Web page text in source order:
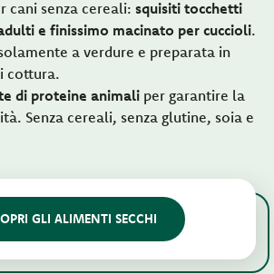
cani senza cereali: squisiti tocchetti
e finissimo macinato per cuccioli.
a verdure e preparata in
cottura.
di proteine animali per garantire la
Senza cereali, senza glutine, soia e
GLI ALIMENTI SECCHI